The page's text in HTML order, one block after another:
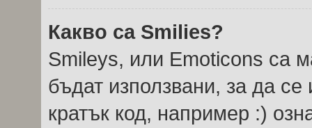
Какво са Smilies?
Smileys, или Emoticons са
бъдат използвани, за да
кратък код, например :)